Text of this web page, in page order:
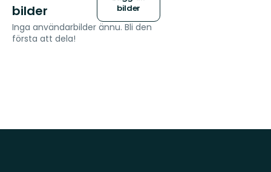
bilder
bilder
Inga användarbilder ännu. Bli den
första att dela!